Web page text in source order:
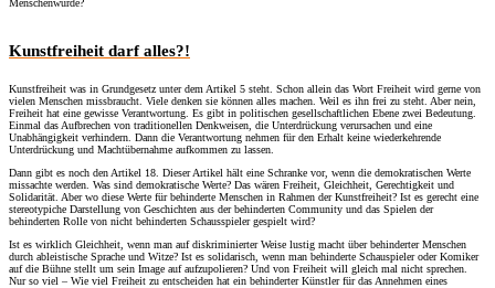
Menschenwürde?
Kunstfreiheit darf alles?!
Kunstfreiheit was in Grundgesetz unter dem Artikel 5 steht. Schon allein das Wort Freiheit wird gerne von
vielen Menschen missbraucht. Viele denken sie können alles machen. Weil es ihn frei zu steht. Aber nein,
Freiheit hat eine gewisse Verantwortung. Es gibt in politischen gesellschaftlichen Ebene zwei Bedeutung.
Einmal das Aufbrechen von traditionellen Denkweisen, die Unterdrückung verursachen und eine
Unabhängigkeit verhindern. Dann die Verantwortung nehmen für den Erhalt keine wiederkehrende
Unterdrückung und Machtübernahme aufkommen zu lassen.
Dann gibt es noch den Artikel 18. Dieser Artikel hält eine Schranke vor, wenn die demokratischen Werte
missachte werden. Was sind demokratische Werte? Das wären Freiheit, Gleichheit, Gerechtigkeit und
Solidarität. Aber wo diese Werte für behinderte Menschen in Rahmen der Kunstfreiheit? Ist es gerecht eine
stereotypiche Darstellung von Geschichten aus der behinderten Community und das Spielen der
behinderten Rolle von nicht behinderten Schausspieler gespielt wird?
Ist es wirklich Gleichheit, wenn man auf diskriminierter Weise lustig macht über behinderter Menschen
durch ableistische Sprache und Witze? Ist es solidarisch, wenn man behinderte Schauspieler oder Komiker
auf die Bühne stellt um sein Image auf aufzupolieren? Und von Freiheit will gleich mal nicht sprechen.
Nur so viel – Wie viel Freiheit zu entscheiden hat ein behinderter Künstler für das Annehmen eines